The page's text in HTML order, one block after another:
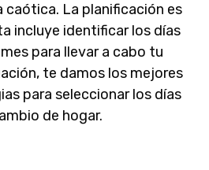
caótica. La planificación es
incluye identificar los días
para llevar a cabo tu
te damos los mejores
para seleccionar los días
de hogar.